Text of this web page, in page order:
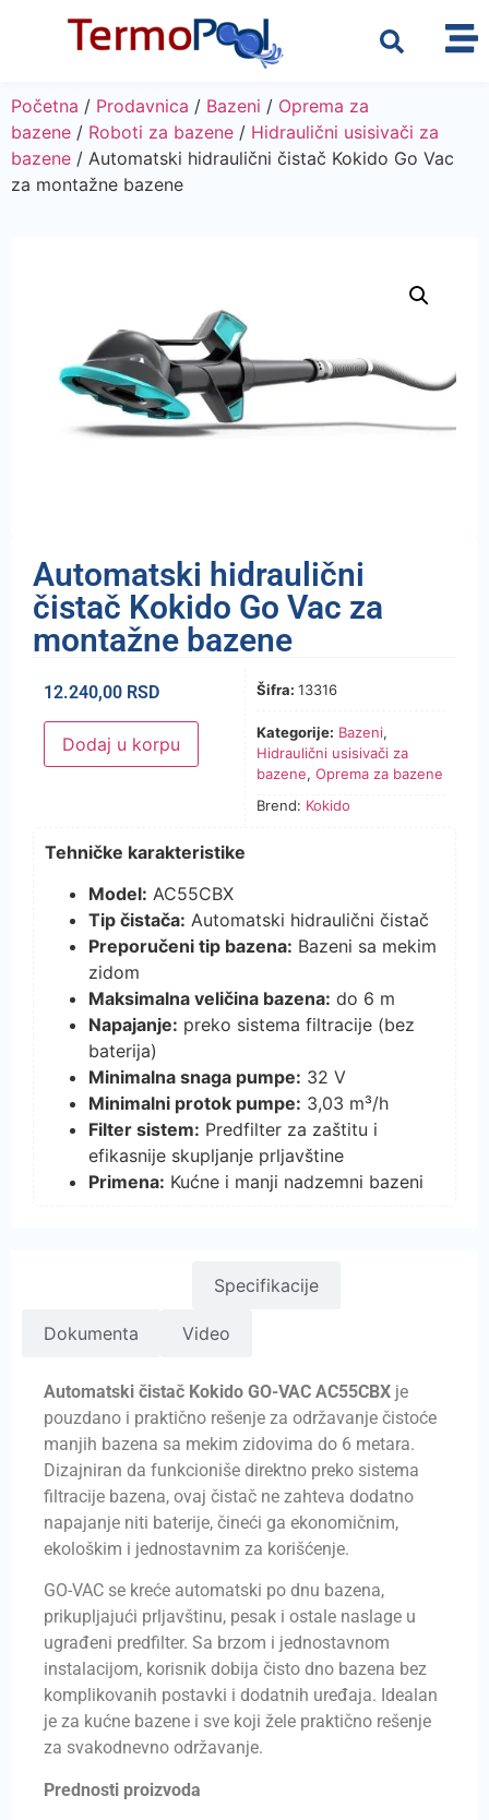
Početna / Prodavnica / Bazeni / Oprema za
bazene / Roboti za bazene / Hidraulični usisivači za
bazene / Automatski hidraulični čistač Kokido Go Vac
za montažne bazene
Automatski hidraulični
čistač Kokido Go Vac za
montažne bazene
12.240,00 RSD
Dodaj u korpu
Šifra: 13316
Kategorije: Bazeni,
Hidraulični usisivači za
bazene, Oprema za bazene
Brend: Kokido
Tehničke karakteristike
Model: AC55CBX
Tip čistača: Automatski hidraulični čistač
Preporučeni tip bazena: Bazeni sa mekim
zidom
Maksimalna veličina bazena: do 6 m
Napajanje: preko sistema filtracije (bez
baterija)
Minimalna snaga pumpe: 32 V
Minimalni protok pumpe: 3,03 m³/h
Filter sistem: Predfilter za zaštitu i
efikasnije skupljanje prljavštine
Primena: Kućne i manji nadzemni bazeni
Specifikacije
Dokumenta Video
Automatski čistač Kokido GO-VAC AC55CBX je
pouzdano i praktično rešenje za održavanje čistoće
manjih bazena sa mekim zidovima do 6 metara.
Dizajniran da funkcioniše direktno preko sistema
filtracije bazena, ovaj čistač ne zahteva dodatno
napajanje niti baterije, čineći ga ekonomičnim,
ekološkim i jednostavnim za korišćenje.
GO-VAC se kreće automatski po dnu bazena,
prikupljajući prljavštinu, pesak i ostale naslage u
ugrađeni predfilter. Sa brzom i jednostavnom
instalacijom, korisnik dobija čisto dno bazena bez
komplikovanih postavki i dodatnih uređaja. Idealan
je za kućne bazene i sve koji žele praktično rešenje
za svakodnevno održavanje.
Prednosti proizvoda